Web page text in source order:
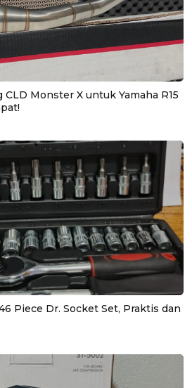
Monster X untuk Yamaha R15
Piece Dr. Socket Set, Praktis dan